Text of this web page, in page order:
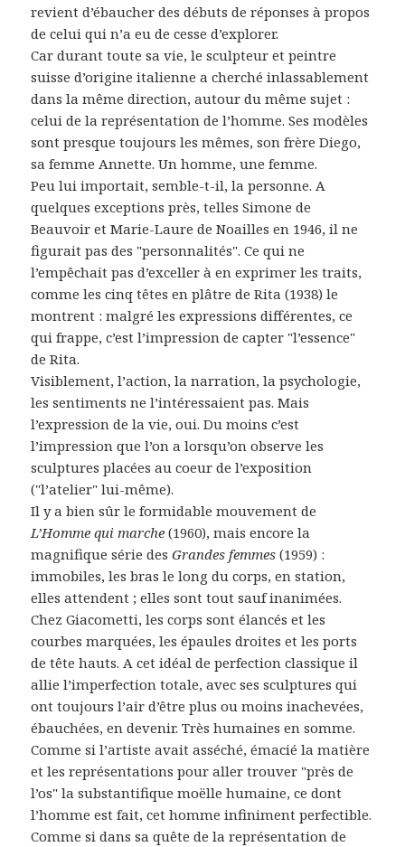
revient d’ébaucher des débuts de réponses à propos
de celui qui n’a eu de cesse d’explorer.
Car durant toute sa vie, le sculpteur et peintre
suisse d’origine italienne a cherché inlassablement
dans la même direction, autour du même sujet :
celui de la représentation de l’homme. Ses modèles
sont presque toujours les mêmes, son frère Diego,
sa femme Annette. Un homme, une femme.
Peu lui importait, semble-t-il, la personne. A
quelques exceptions près, telles Simone de
Beauvoir et Marie-Laure de Noailles en 1946, il ne
figurait pas des "personnalités". Ce qui ne
l’empêchait pas d’exceller à en exprimer les traits,
comme les cinq têtes en plâtre de Rita (1938) le
montrent : malgré les expressions différentes, ce
qui frappe, c’est l’impression de capter "l’essence"
de Rita.
Visiblement, l’action, la narration, la psychologie,
les sentiments ne l’intéressaient pas. Mais
l’expression de la vie, oui. Du moins c’est
l’impression que l’on a lorsqu’on observe les
sculptures placées au coeur de l’exposition
("l’atelier" lui-même).
Il y a bien sûr le formidable mouvement de
L’Homme qui marche (1960), mais encore la
magnifique série desGrandes femmes (1959) :
immobiles, les bras le long du corps, en station,
elles attendent ; elles sont tout sauf inanimées.
Chez Giacometti, les corps sont élancés et les
courbes marquées, les épaules droites et les ports
de tête hauts. A cet idéal de perfection classique il
allie l’imperfection totale, avec ses sculptures qui
ont toujours l’air d’être plus ou moins inachevées,
ébauchées, en devenir. Très humaines en somme.
Comme si l’artiste avait asséché, émacié la matière
et les représentations pour aller trouver "près de
l’os" la substantifique moëlle humaine, ce dont
l’homme est fait, cet homme infiniment perfectible.
Comme si dans sa quête de la représentation de